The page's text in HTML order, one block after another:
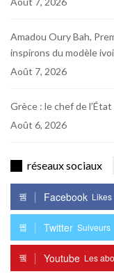
Amadou Oury Bah,
inspirons du modèle
Août 7, 2026
Grèce : le chef de
Août 6, 2026
réseaux sociaux
Facebook Likes
Twitter Suiveurs
Youtube Les